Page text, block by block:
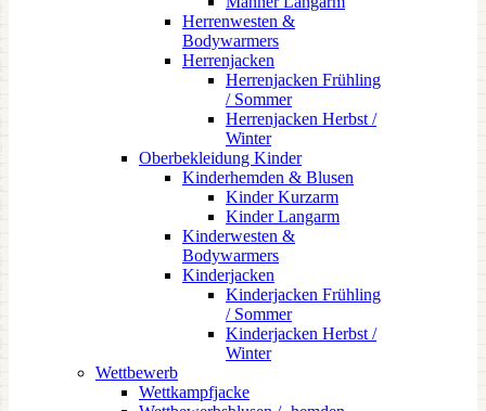
Herrenwesten &
Bodywarmers
Herrenjacken
Herrenjacken Frühling
/ Sommer
Herrenjacken Herbst /
Winter
Oberbekleidung Kinder
Kinderhemden & Blusen
Kinder Kurzarm
Kinder Langarm
Kinderwesten &
Bodywarmers
Kinderjacken
Kinderjacken Frühling
/ Sommer
Kinderjacken Herbst /
Winter
Wettbewerb
Wettkampfjacke